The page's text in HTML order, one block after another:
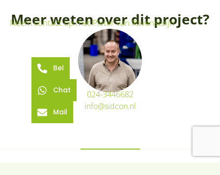
Meer weten over dit project?
Neem contact op met Pieter van Ravensteijn
024-3446682
info@sidcon.nl
Bel
Chat
Mail